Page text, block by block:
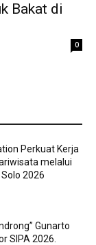
Bakat di
0
Perkuat Kerja
melalui
2026
Gunarto
SIPA 2026.